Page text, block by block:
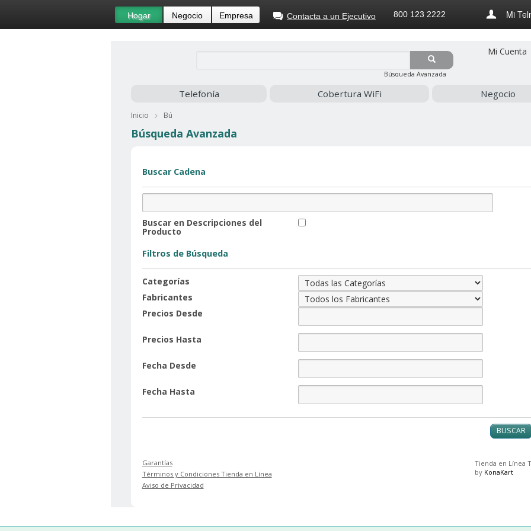
Hogar Negocio Empresa Contacta a un Ejecutivo 800 123 2222 Mi
Mi Cuenta
Búsqueda Avanzada
Telefonía Cobertura WiFi Negocio
Inicio Bú
Búsqueda Avanzada
Buscar Cadena
Buscar en Descripciones del
Producto
Filtros de Búsqueda
Categorías
Fabricantes
Precios Desde
Precios Hasta
Fecha Desde
Fecha Hasta
BUSCAR
Garantías
Términos y Condiciones Tienda en Línea
Aviso de Privacidad
Tienda en Línea
by KonaKart